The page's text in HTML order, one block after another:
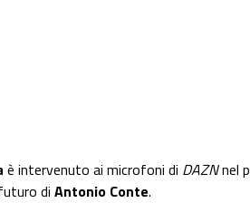
è intervenuto ai microfoni di DAZNnel
di Antonio Conte.